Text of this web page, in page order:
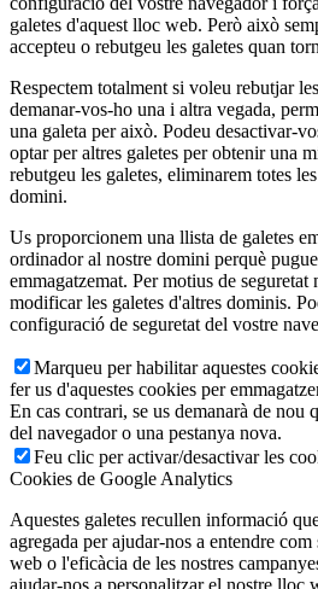
galetes d'aquest lloc web. Però això
accepteu o rebutgeu les galetes quan
Respectem totalment si voleu rebutjar
demanar-vos-ho una i altra vegada,
una galeta per això. Podeu desactivar-
optar per altres galetes per obtenir una
rebutgeu les galetes, eliminarem totes
domini.
Us proporcionem una llista de galetes
ordinador al nostre domini perquè
emmagatzemat. Per motius de
modificar les galetes d'altres dominis.
configuració de seguretat del vostre
Marqueu per habilitar aquestes
fer us d'aquestes cookies per
En cas contrari, se us demanarà de nou
del navegador o una pestanya nova.
Feu clic per activar/desactivar les
Cookies de Google Analytics
Aquestes galetes recullen informació
agregada per ajudar-nos a entendre
web o l'eficàcia de les nostres